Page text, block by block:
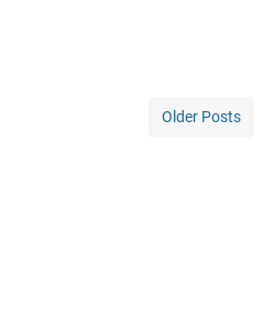
Older Posts